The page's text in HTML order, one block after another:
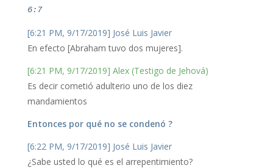
6:7
[6:21 PM, 9/17/2019] José Luis Javier
En efecto [Abraham tuvo dos mujeres].
[6:21 PM, 9/17/2019] Alex (Testigo de Jehová)
Es decir cometió adulterio uno de los diez
mandamientos
Entonces por qué no se condenó ?
[6:22 PM, 9/17/2019] José Luis Javier
¿Sabe usted lo qué es el arrepentimiento?